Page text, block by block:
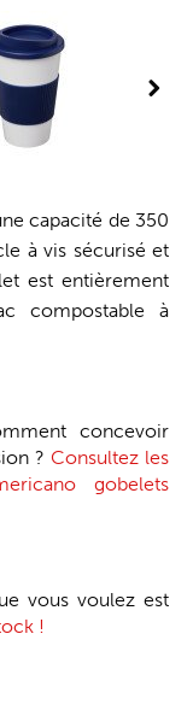
capacité de 350
à vis sécurisé et
est entièrement
compostable à
concevoir
?Consultez les
gobelets
vous voulez est
!